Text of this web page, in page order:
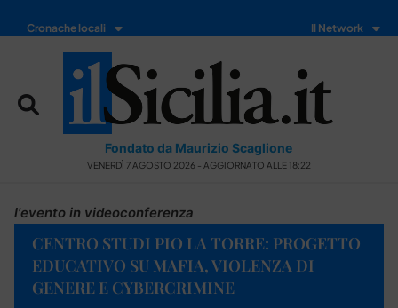
Cronache locali Il Network
Fondato da Maurizio Scaglione
VENERDÌ 7 AGOSTO 2026 - AGGIORNATO ALLE 18:22
l'evento in videoconferenza
CENTRO STUDI PIO LA TORRE: PROGETTO
EDUCATIVO SU MAFIA, VIOLENZA DI
GENERE E CYBERCRIMINE